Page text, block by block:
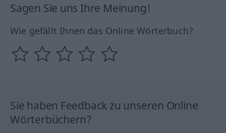
Sagen Sie uns Ihre Meinung!
Wie gefällt Ihnen das Online Wörterbuch?
Sie haben Feedback zu unseren Online
Wörterbüchern?